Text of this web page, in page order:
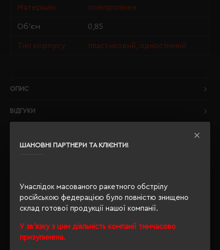
ШАНОВНІ ПАРТНЕРИ ТА КЛІЄНТИ!
Унаслідок масованого ракетного обстрілу
російською федерацією було повністю знищено
склад готової продукції нашої компанії.
У зв'язку з цим діяльність компанії тимчасово
призупинена.
Матеріали поліпропілен
Об'єм 0,85
Тип корпусу пластиковий, одностінний
ОПИС
ВІДГУКИ